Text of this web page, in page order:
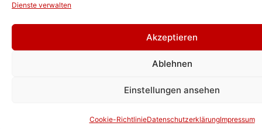
Dienste verwalten
Akzeptieren
Ablehnen
Einstellungen ansehen
Cookie-RichtlinieDatenschutzerklärungImpressum
TDS Heizung & Sanitär
GmbH
Bitterfelder Straße 19 B
06766 Bitterfeld-Wolfen